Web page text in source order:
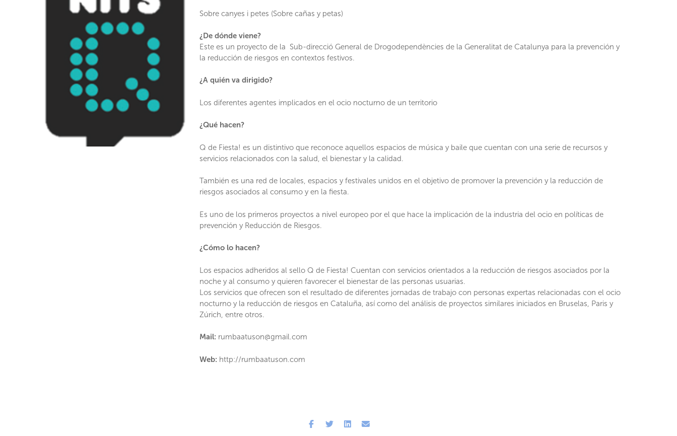
Sobre canyes i petes (Sobre cañas y petas)
¿De dónde viene?
Este es un proyecto de la Sub-direcció General de Drogodependències de la Generalitat de Catalunya para la prevención y
la reducción de riesgos en contextos festivos.
¿A quién va dirigido?
Los diferentes agentes implicados en el ocio nocturno de un territorio
¿Qué hacen?
Q de Fiesta! es un distintivo que reconoce aquellos espacios de música y baile que cuentan con una serie de recursos y
servicios relacionados con la salud, el bienestar y la calidad.
También es una red de locales, espacios y festivales unidos en el objetivo de promover la prevención y la reducción de
riesgos asociados al consumo y en la fiesta.
Es uno de los primeros proyectos a nivel europeo por el que hace la implicación de la industria del ocio en políticas de
prevención y Reducción de Riesgos.
¿Cómo lo hacen?
Los espacios adheridos al sello Q de Fiesta! Cuentan con servicios orientados a la reducción de riesgos asociados por la
noche y al consumo y quieren favorecer el bienestar de las personas usuarias.
Los servicios que ofrecen son el resultado de diferentes jornadas de trabajo con personas expertas relacionadas con el ocio
nocturno y la reducción de riesgos en Cataluña, así como del análisis de proyectos similares iniciados en Bruselas, Paris y
Zúrich, entre otros.
Mail: rumbaatuson@gmail.com
Web: http://rumbaatuson.com